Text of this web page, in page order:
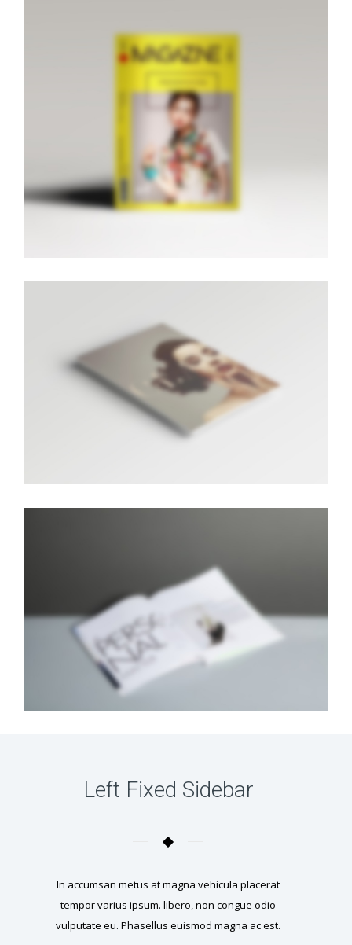
Left Fixed Sidebar
In accumsan metus at magna vehicula placerat
tempor varius ipsum. libero, non congue odio
vulputate eu. Phasellus euismod magna ac est.